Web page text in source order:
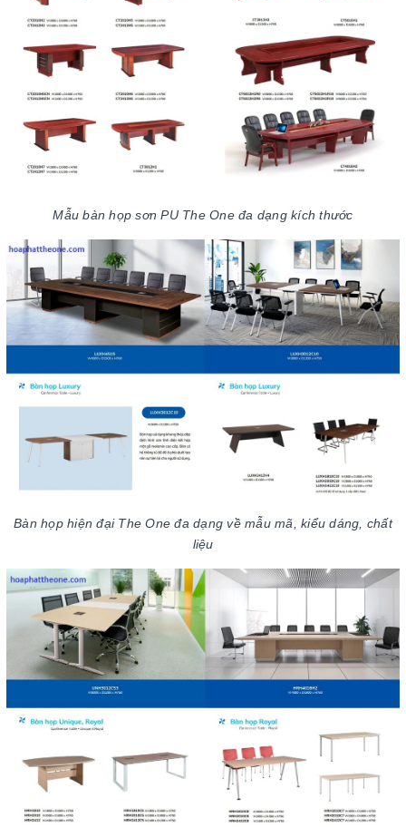
Mẫu bàn họp sơn PU The One đa dạng kích thước
Bàn họp hiện đại The One đa dạng về mẫu mã, kiểu dáng, chất
liệu